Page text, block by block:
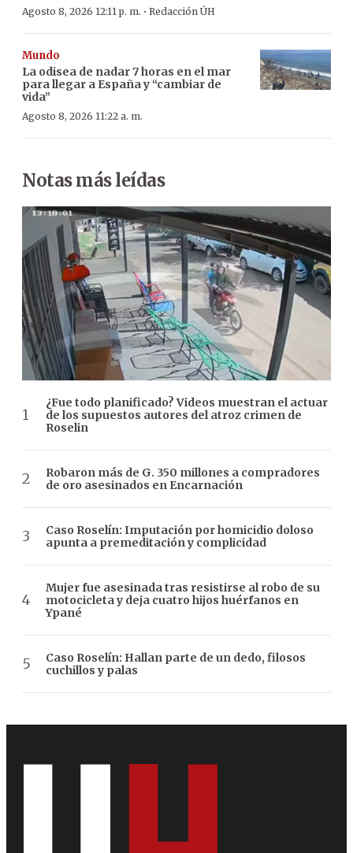
Agosto 8, 2026 12:11 p. m. · Redacción ÚH
Mundo
La odisea de nadar 7 horas en el mar
para llegar a España y “cambiar de
vida”
Agosto 8, 2026 11:22 a. m.
Notas más leídas
¿Fue todo planificado? Videos muestran el actuar
de los supuestos autores del atroz crimen de
Roselin
Robaron más de G. 350 millones a compradores
de oro asesinados en Encarnación
Caso Roselín: Imputación por homicidio doloso
apunta a premeditación y complicidad
Mujer fue asesinada tras resistirse al robo de su
motocicleta y deja cuatro hijos huérfanos en
Ypané
Caso Roselín: Hallan parte de un dedo, filosos
cuchillos y palas